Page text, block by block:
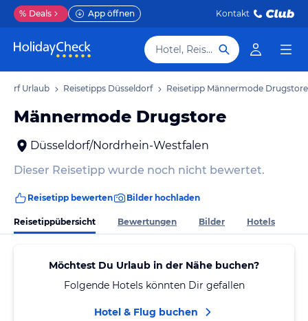
% Deals App öffnen Kontakt
Hotel, Reiseziel
Urlaub Reisetipps Düsseldorf Reisetipp Männermode Drugstore
Männermode Drugstore
Düsseldorf/Nordrhein-Westfalen
Dieser Reisetipp wurde noch nicht bewertet.
Reisetipp bewerten Bilder hochladen
Reisetippübersicht Bewertungen Bilder Hotels
Möchtest Du Urlaub in der Nähe buchen?
Folgende Hotels könnten Dir gefallen
Hotel & Flug buchen